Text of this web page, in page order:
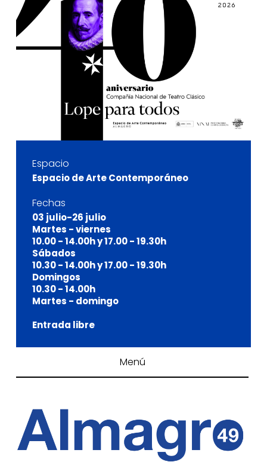
Espacio
Espacio de Arte Contemporáneo
Fechas
03 julio-26 julio
Martes - viernes
10.00 - 14.00h y 17.00 - 19.30h
Sábados
10.30 - 14.00h y 17.00 - 19.30h
Domingos
10.30 - 14.00h
Martes - domingo
Entrada libre
Menú